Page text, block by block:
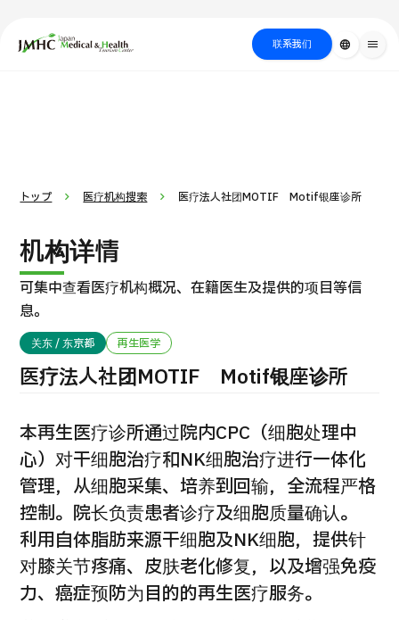
日本医疗健康雅旅中心（JMHC） 联系我们 language menu
TOP
国际 第二医疗意见（湘南镰仓综合医院）
2026.01.12
トップ 医疗机构搜索 医疗法人社团MOTIF Motif银座诊所
机构详情
可集中查看医疗机构概况、在籍医生及提供的项目等信
息。
关东 / 东京都 再生医学
医疗法人社团MOTIF Motif银座诊所
本再生医疗诊所通过院内CPC（细胞处理中
心）对干细胞治疗和NK细胞治疗进行一体化
管理，从细胞采集、培养到回输，全流程严格
控制。院长负责患者诊疗及细胞质量确认。
利用自体脂肪来源干细胞及NK细胞，提供针
对膝关节疼痛、皮肤老化修复，以及增强免疫
力、癌症预防为目的的再生医疗服务。